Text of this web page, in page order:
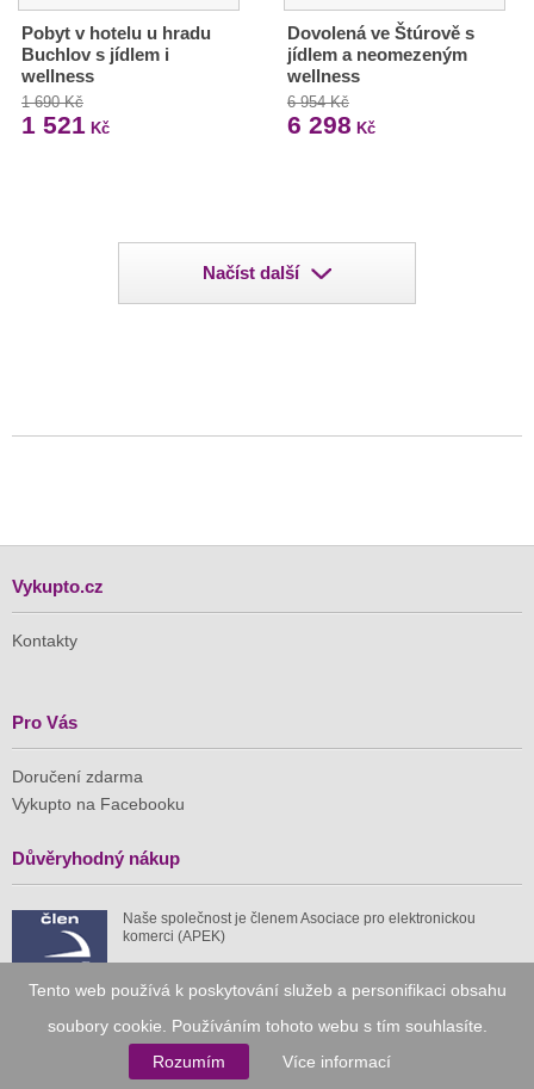
Tento web používá k poskytování služeb a personifikaci obsahu
soubory cookie. Používáním tohoto webu s tím souhlasíte.
Rozumím
Více informací
Pobyt v hotelu u hradu
Buchlov s jídlem i
wellness
1 690 Kč
1 521 Kč
Dovolená ve Štúrově s
jídlem a neomezeným
wellness
6 954 Kč
6 298 Kč
Načíst další
Vykupto.cz
Kontakty
Pro Vás
Doručení zdarma
Vykupto na Facebooku
Důvěryhodný nákup
Naše společnost je členem Asociace pro elektronickou
komerci (APEK)